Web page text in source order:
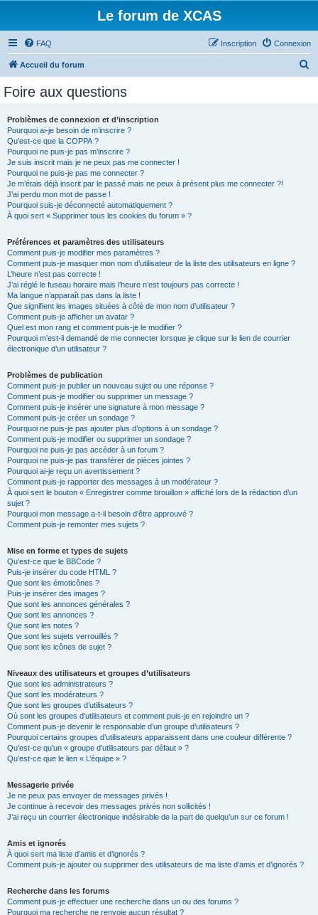
Le forum de XCAS
FAQ Connexion
Inscription
Accueil du forum
Foire aux questions
Problèmes de connexion et d’inscription
Pourquoi ai-je besoin de m’inscrire ?
Qu’est-ce que la COPPA ?
Pourquoi ne puis-je pas m’inscrire ?
Je suis inscrit mais je ne peux pas me connecter !
Pourquoi ne puis-je pas me connecter ?
Je m’étais déjà inscrit par le passé mais ne peux à présent plus me connecter ?!
J’ai perdu mon mot de passe !
Pourquoi suis-je déconnecté automatiquement ?
À quoi sert « Supprimer tous les cookies du forum » ?
Préférences et paramètres des utilisateurs
Comment puis-je modifier mes paramètres ?
Comment puis-je masquer mon nom d’utilisateur de la liste des utilisateurs en ligne ?
L’heure n’est pas correcte !
J’ai réglé le fuseau horaire mais l’heure n’est toujours pas correcte !
Ma langue n’apparaît pas dans la liste !
Que signifient les images situées à côté de mon nom d’utilisateur ?
Comment puis-je afficher un avatar ?
Quel est mon rang et comment puis-je le modifier ?
Pourquoi m’est-il demandé de me connecter lorsque je clique sur le lien de courrier
électronique d’un utilisateur ?
Problèmes de publication
Comment puis-je publier un nouveau sujet ou une réponse ?
Comment puis-je modifier ou supprimer un message ?
Comment puis-je insérer une signature à mon message ?
Comment puis-je créer un sondage ?
Pourquoi ne puis-je pas ajouter plus d’options à un sondage ?
Comment puis-je modifier ou supprimer un sondage ?
Pourquoi ne puis-je pas accéder à un forum ?
Pourquoi ne puis-je pas transférer de pièces jointes ?
Pourquoi ai-je reçu un avertissement ?
Comment puis-je rapporter des messages à un modérateur ?
À quoi sert le bouton « Enregistrer comme brouillon » affiché lors de la rédaction d’un
sujet ?
Pourquoi mon message a-t-il besoin d’être approuvé ?
Comment puis-je remonter mes sujets ?
Mise en forme et types de sujets
Qu’est-ce que le BBCode ?
Puis-je insérer du code HTML ?
Que sont les émoticônes ?
Puis-je insérer des images ?
Que sont les annonces générales ?
Que sont les annonces ?
Que sont les notes ?
Que sont les sujets verrouillés ?
Que sont les icônes de sujet ?
Niveaux des utilisateurs et groupes d’utilisateurs
Que sont les administrateurs ?
Que sont les modérateurs ?
Que sont les groupes d’utilisateurs ?
Où sont les groupes d’utilisateurs et comment puis-je en rejoindre un ?
Comment puis-je devenir le responsable d’un groupe d’utilisateurs ?
Pourquoi certains groupes d’utilisateurs apparaissent dans une couleur différente ?
Qu’est-ce qu’un « groupe d’utilisateurs par défaut » ?
Qu’est-ce que le lien « L’équipe » ?
Messagerie privée
Je ne peux pas envoyer de messages privés !
Je continue à recevoir des messages privés non sollicités !
J’ai reçu un courrier électronique indésirable de la part de quelqu’un sur ce forum !
Amis et ignorés
À quoi sert ma liste d’amis et d’ignorés ?
Comment puis-je ajouter ou supprimer des utilisateurs de ma liste d’amis et d’ignorés ?
Recherche dans les forums
Comment puis-je effectuer une recherche dans un ou des forums ?
Pourquoi ma recherche ne renvoie aucun résultat ?